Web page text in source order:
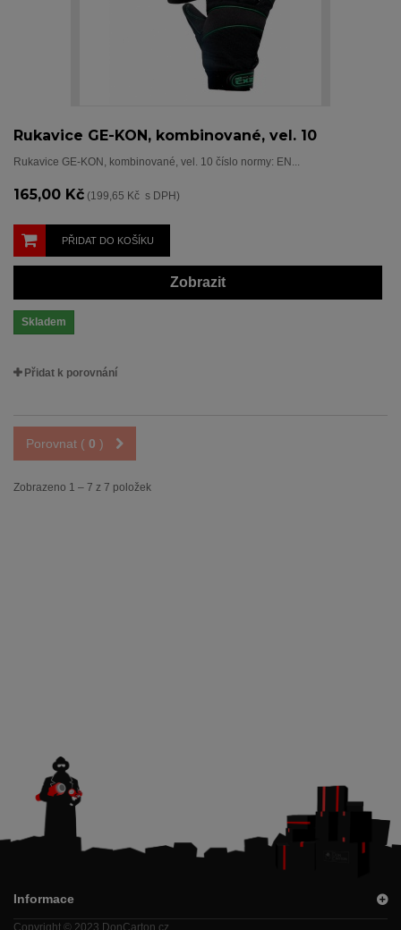
Rukavice GE-KON, kombinované, vel. 10
Rukavice GE-KON, kombinované, vel. 10 číslo normy: EN...
165,00 Kč (199,65 Kč s DPH)
PŘIDAT DO KOŠÍKU
Zobrazit
Skladem
Přidat k porovnání
Porovnat ( 0 )
Zobrazeno 1 – 7 z 7 položek
Informace
Copyright © 2023 DonCarton.cz